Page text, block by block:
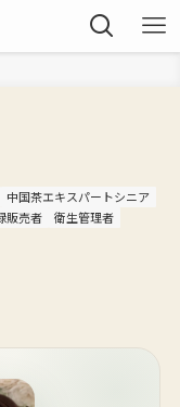
中国茶エキスパートシニア
販売者
衛生管理者